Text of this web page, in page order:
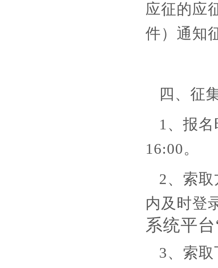
应征的应
件）通知
四、征
1、报
16:00。
2、索
内及时登
系统平台
3、索